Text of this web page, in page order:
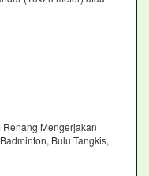
Mengerjakan
Bulu Tangkis,